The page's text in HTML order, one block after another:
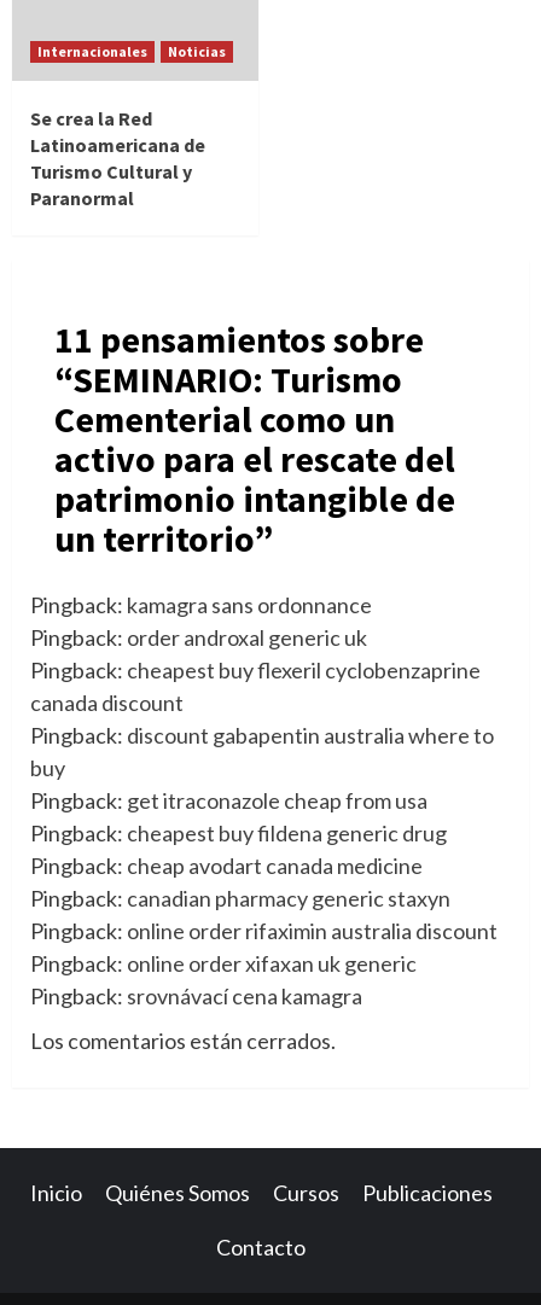
Internacionales Noticias
Se crea la Red
Latinoamericana de
Turismo Cultural y
Paranormal
11 pensamientos sobre
“SEMINARIO: Turismo
Cementerial como un
activo para el rescate del
patrimonio intangible de
un territorio”
Pingback: kamagra sans ordonnance
Pingback: order androxal generic uk
Pingback: cheapest buy flexeril cyclobenzaprine
canada discount
Pingback: discount gabapentin australia where to
buy
Pingback: get itraconazole cheap from usa
Pingback: cheapest buy fildena generic drug
Pingback: cheap avodart canada medicine
Pingback: canadian pharmacy generic staxyn
Pingback: online order rifaximin australia discount
Pingback: online order xifaxan uk generic
Pingback: srovnávací cena kamagra
Los comentarios están cerrados.
Inicio Quiénes Somos Cursos Publicaciones
Contacto